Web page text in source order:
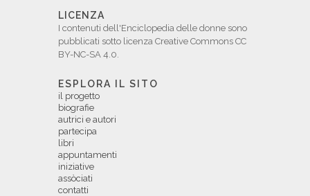
LICENZA
I contenuti dell'Enciclopedia delle donne sono
pubblicati sotto licenza Creative Commons CC
BY-NC-SA 4.0.
ESPLORA IL SITO
il progetto
biografie
autrici e autori
partecipa
libri
appuntamenti
iniziative
assòciati
contatti